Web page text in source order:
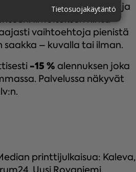
mallipaketista helposti ja
Ilmoituksen hinta
vaihtoehtoja pienistä
– kuvalla tai ilman.
-15 % alennuksen joka
Palvelussa näkyvät
printtijulkaisua: Kaleva,
Tietosuojakäytäntö